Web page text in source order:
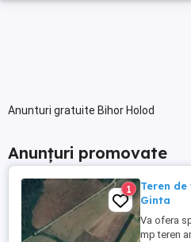
Anunturi gratuite Bihor Holod
Anunțuri promovate
1
Teren
Ginta
Va ofera
mp teren